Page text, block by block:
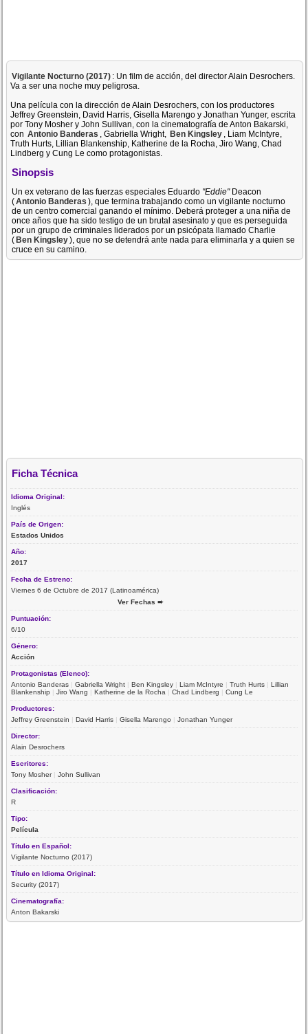
Vigilante Nocturno (2017) : Un film de acción, del director Alain Desrochers.
Va a ser una noche muy peligrosa.
Una película con la dirección de Alain Desrochers, con los productores
Jeffrey Greenstein, David Harris, Gisella Marengo y Jonathan Yunger, escrita
por Tony Mosher y John Sullivan, con la cinematografía de Anton Bakarski,
con Antonio Banderas , Gabriella Wright, Ben Kingsley , Liam McIntyre,
Truth Hurts, Lillian Blankenship, Katherine de la Rocha, Jiro Wang, Chad
Lindberg y Cung Le como protagonistas.
Sinopsis
Un ex veterano de las fuerzas especiales Eduardo "Eddie"Deacon
(Antonio Banderas ), que termina trabajando como un vigilante nocturno
de un centro comercial ganando el mínimo. Deberá proteger a una niña de
once años que ha sido testigo de un brutal asesinato y que es perseguida
por un grupo de criminales liderados por un psicópata llamado Charlie
(Ben Kingsley), que no se detendrá ante nada para eliminarla y a quien se
cruce en su camino.
Ficha Técnica
Idioma Original:
Inglés
País de Origen:
Estados Unidos
Año:
2017
Fecha de Estreno:
Viernes 6 de Octubre de 2017 (Latinoamérica)
Ver Fechas ➨
Puntuación:
6/10
Género:
Acción
Protagonistas (Elenco):
Antonio Banderas |Gabriella Wright |Ben Kingsley |Liam McIntyre |Truth Hurts |Lillian
Blankenship |Jiro Wang |Katherine de la Rocha |Chad Lindberg |Cung Le
Productores:
Jeffrey Greenstein |David Harris |Gisella Marengo |Jonathan Yunger
Director:
Alain Desrochers
Escritores:
Tony Mosher|John Sullivan
Clasificación:
R
Tipo:
Película
Título en Español:
Vigilante Nocturno (2017)
Título en Idioma Original:
Security (2017)
Cinematografía:
Anton Bakarski